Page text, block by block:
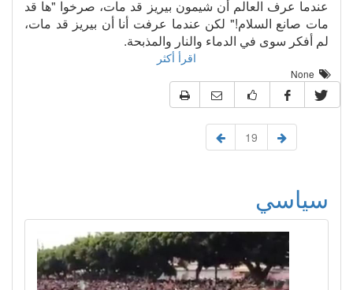
عندما عرف العالم أن شيمون بيريز قد مات، صرخوا "ها قد
مات صانع السلام!" لكن عندما عرفت أنا أن بيريز قد مات،
لم أفكر سوى في الدماء والنار والمذبحة.
اقرأ أكثر
19
سياسي